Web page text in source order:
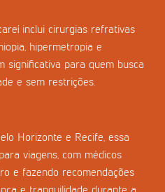
inclui cirurgias refrativas
hipermetropia e
significativa para quem busca
e sem restrições.
Horizonte e Recife, essa
viagens, com médicos
e fazendo recomendações